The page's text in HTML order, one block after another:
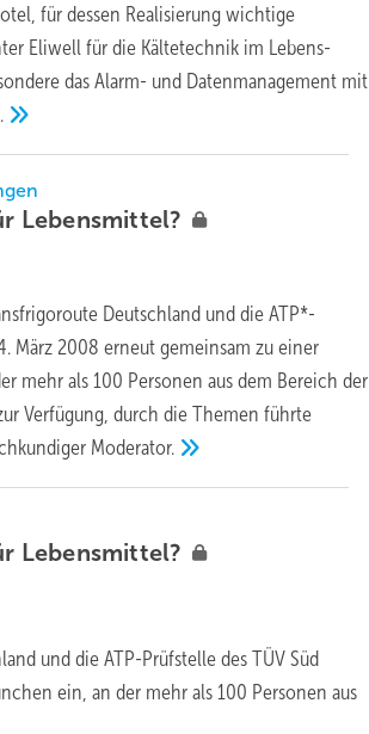
für dessen Realisierung wichtige
Eliwell für die Kältetechnik im Lebens­
das Alarm- und Datenmanagement mit
Lebensmittel?
Deutschland und die ATP*-
März 2008 erneut gemeinsam zu einer
mehr als 100 Personen aus dem Bereich der
Verfügung, durch die Themen führte
Moderator.
Lebensmittel?
und die ATP-Prüfstelle des TÜV Süd
ein, an der mehr als 100 Personen aus